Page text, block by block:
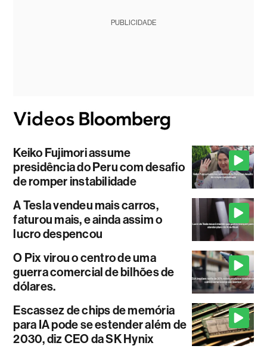
PUBLICIDADE
Keiko Fujimori assume
presidência do Peru com desafio
de romper instabilidade
A Tesla vendeu mais carros,
faturou mais, e ainda assim o
lucro despencou
O Pix virou o centro de uma
guerra comercial de bilhões de
dólares.
Escassez de chips de memória
para IA pode se estender além de
2030, diz CEO da SK Hynix